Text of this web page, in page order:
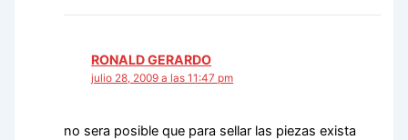
RONALD GERARDO
julio 28, 2009 a las 11:47 pm
no sera posible que para sellar las piezas exista